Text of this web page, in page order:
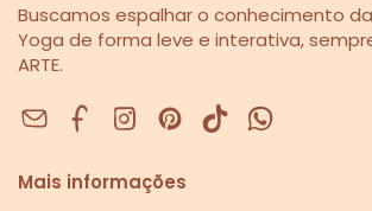
Buscamos espalhar o conhecimento
Yoga de forma leve e interativa,
ARTE.
Facebook
Instagram
Pinterest
Mais informações